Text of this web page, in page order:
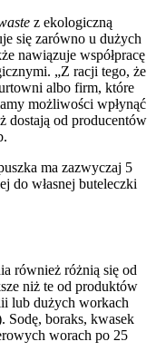
z ekologiczną
się zarówno u dużych
nawiązuje współpracę
„Z racji tego, że
albo firm, które
możliwości wpłynąć
dostają od producentów
ma zazwyczaj 5
do własnej buteleczki
również różnią się od
niż te od produktów
lub dużych workach
Sodę, boraks, kwasek
worach po 25